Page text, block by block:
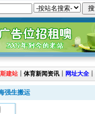
建站 ┊ 体育新闻资讯 ┊ 网址大全 ┊
强生搬运